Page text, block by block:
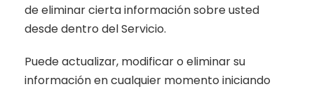
de eliminar cierta información sobre usted
desde dentro del Servicio.
Puede actualizar, modificar o eliminar su
información en cualquier momento iniciando